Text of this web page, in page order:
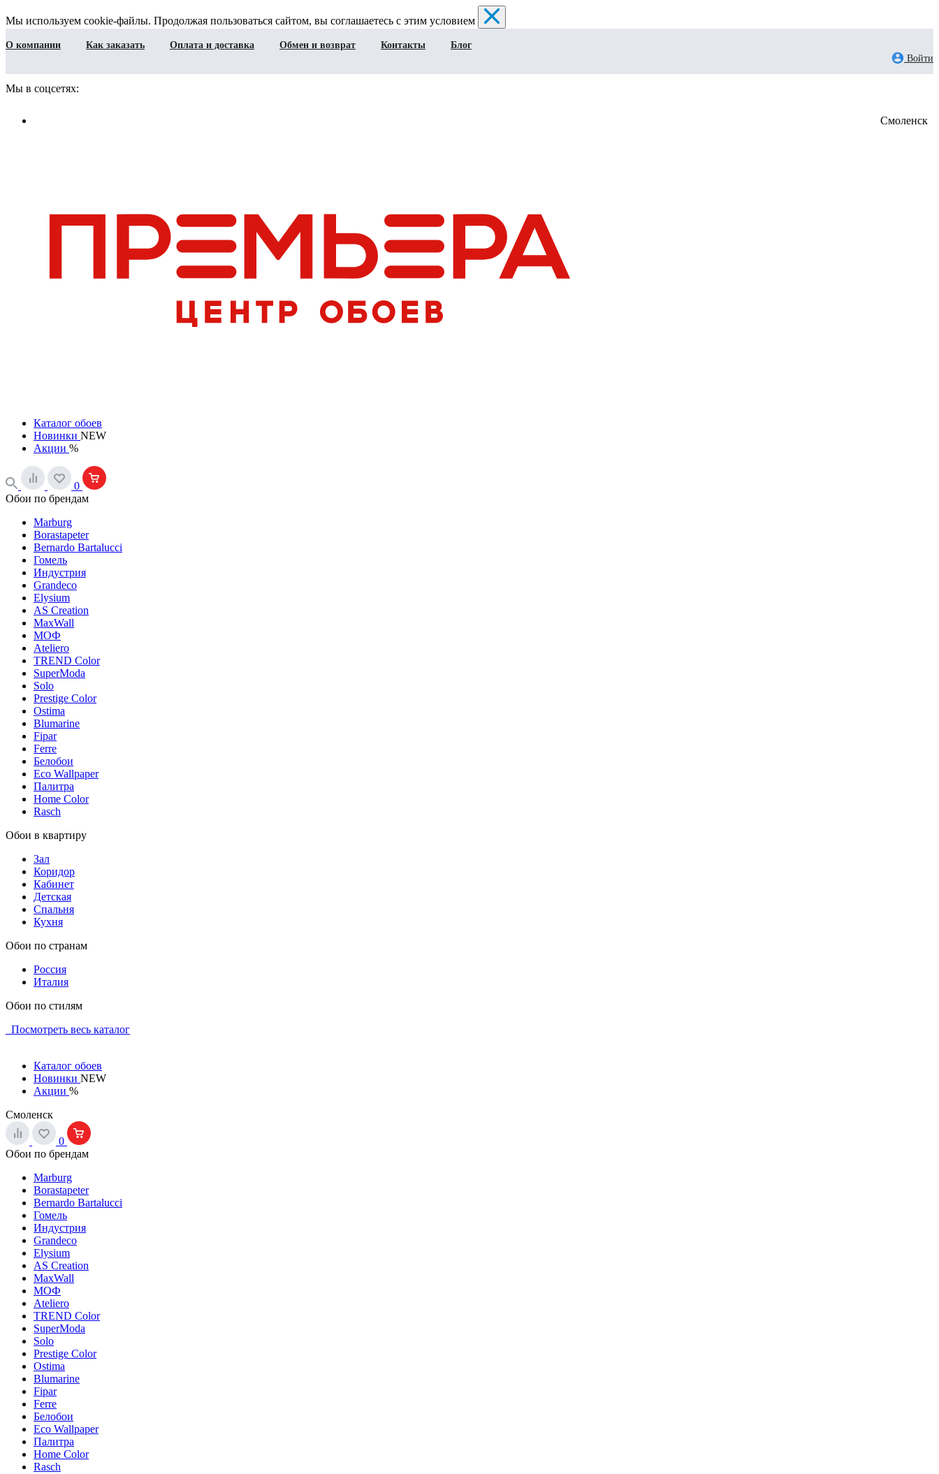
Мы используем cookie-файлы. Продолжая пользоваться сайтом, вы соглашаетесь с этим условием
О компании Как заказать Оплата и доставка Обмен и возврат Контакты
Блог
Войти
Мы в соцсетях:
Смоленск
Каталог обоев
Новинки NEW
Акции %
0
Обои по брендам
Marburg
Borastapeter
Bernardo Bartalucci
Гомель
Индустрия
Grandeco
Elysium
AS Creation
MaxWall
МОФ
Ateliero
TREND Color
SuperModa
Solo
Prestige Color
Ostima
Blumarine
Fipar
Ferre
Белобои
Eco Wallpaper
Палитра
Home Color
Rasch
Обои в квартиру
Зал
Коридор
Кабинет
Детская
Спальня
Кухня
Обои по странам
Россия
Италия
Обои по стилям
Посмотреть весь каталог
Каталог обоев
Новинки NEW
Акции %
Смоленск
0
Обои по брендам
Marburg
Borastapeter
Bernardo Bartalucci
Гомель
Индустрия
Grandeco
Elysium
AS Creation
MaxWall
МОФ
Ateliero
TREND Color
SuperModa
Solo
Prestige Color
Ostima
Blumarine
Fipar
Ferre
Белобои
Eco Wallpaper
Палитра
Home Color
Rasch